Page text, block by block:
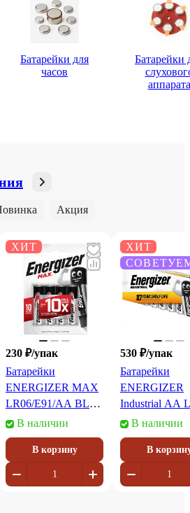
Батарейки для
часов
Батарейки
аппарата
Акция
ХИТ
230 ₽/упак
Батарейки
ENERGIZER MAX
LR06/E91/AA BL4
(блистер 4шт)
В наличии
В корзину
ХИТ
530 ₽/упак
Батарейки
ENERGIZER
Industrial AA
DP10 (коробка
10шт)
В наличии
В